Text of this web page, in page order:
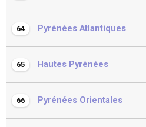
64 Pyrénées Atlantiques
65 Hautes Pyrénées
66 Pyrénées Orientales